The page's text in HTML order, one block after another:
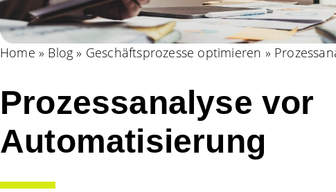
Home » Blog » Geschäftsprozesse optimieren »
Prozessanalyse vor
Automatisierung